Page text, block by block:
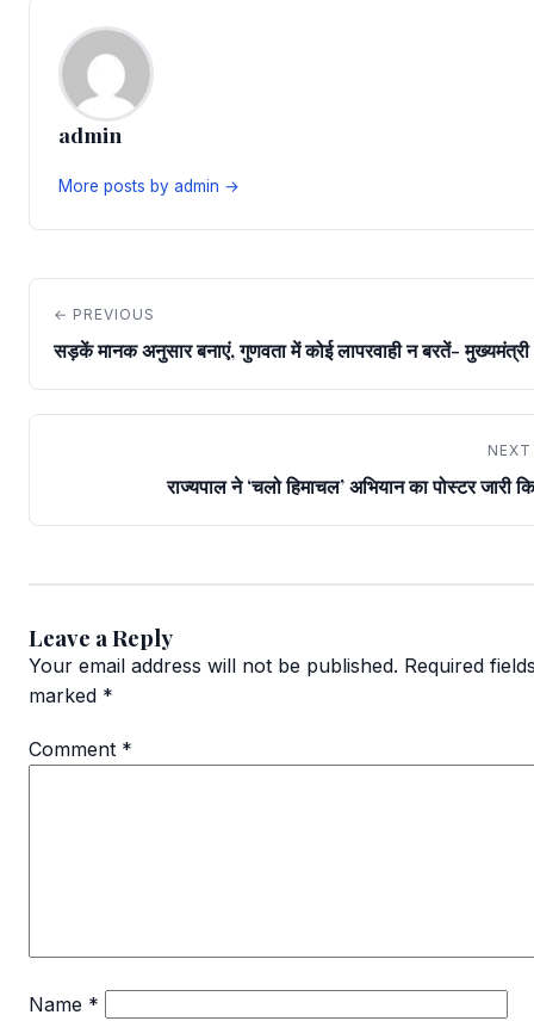
admin
More posts by admin →
← PREVIOUS
सड़कें मानक अनुसार बनाएं, गुणवता में कोई लापरवाही न बरतें- मुख्यमंत्री
राज्यपाल ने ‘चलो हिमाचल’ अभियान का पोस्टर जारी
Leave a Reply
Your email address will not be published. Required
marked *
Comment *
Name *